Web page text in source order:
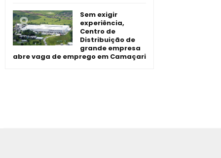
Sem exigir
experiência,
Centro de
Distribuição de
grande empresa
abre vaga de emprego em Camaçari